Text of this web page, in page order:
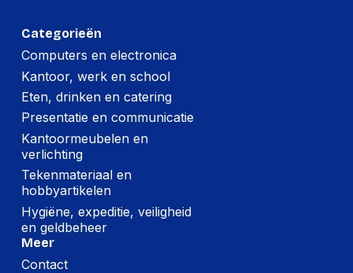
Categorieën
Computers en electronica
Kantoor, werk en school
Eten, drinken en catering
Presentatie en communicatie
Kantoormeubelen en
verlichting
Tekenmateriaal en
hobbyartikelen
Hygiëne, expeditie, veiligheid
en geldbeheer
Meer
Contact